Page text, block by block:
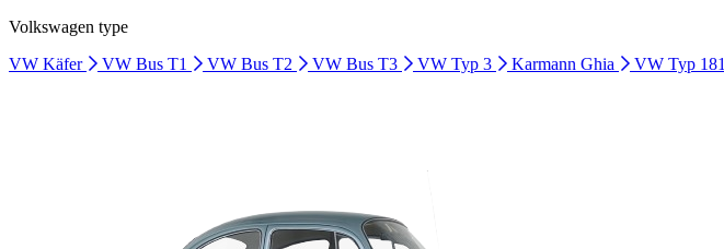
Volkswagen type
VW Käfer
VW Bus T1 VW Bus T2 VW Bus T3 VW Typ 3 Karmann Ghia VW Typ 181